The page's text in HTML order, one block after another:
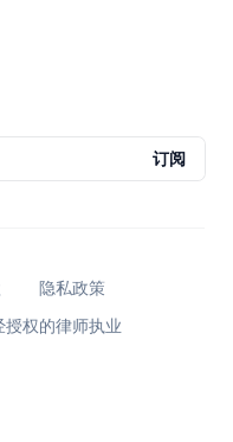
订阅
隐私政策
授权的律师执业